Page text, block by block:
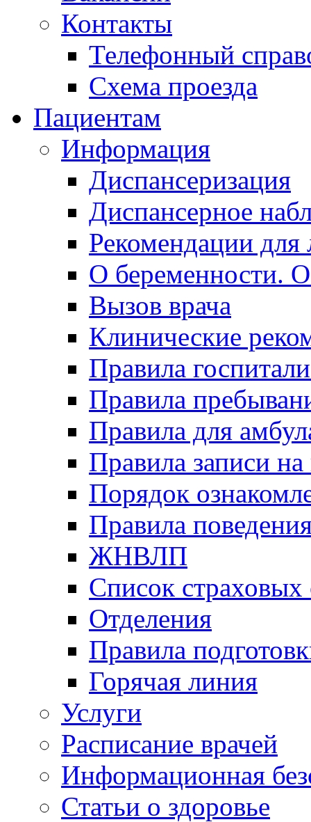
Контакты
Телефонный
Схема проезда
Пациентам
Информация
Диспансеризация
Диспансерное
Рекомендации для
О беременности.
Вызов врача
Клинические
Правила
Правила
Правила для
Правила записи
Порядок
Правила
ЖНВЛП
Список страховых
Отделения
Правила
Горячая линия
Услуги
Расписание врачей
Информационная
Статьи о здоровье